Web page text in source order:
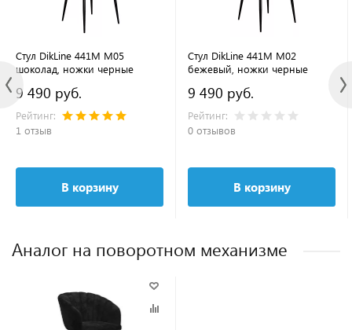
Стул DikLine 441М M05
шоколад, ножки черные
9 490 руб.
Рейтинг:
1 отзыв
В корзину
Стул DikLine 441М M02
бежевый, ножки черные
9 490 руб.
Рейтинг:
0 отзывов
В корзину
Аналог на поворотном механизме